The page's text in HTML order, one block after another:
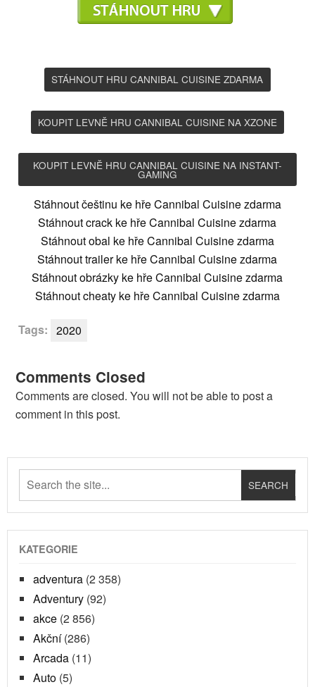
STÁHNOUT HRU CANNIBAL CUISINE ZDARMA
KOUPIT LEVNĚ HRU CANNIBAL CUISINE NA XZONE
KOUPIT LEVNĚ HRU CANNIBAL CUISINE NA INSTANT-
GAMING
Stáhnout češtinu ke hře Cannibal Cuisine zdarma
Stáhnout crack ke hře Cannibal Cuisine zdarma
Stáhnout obal ke hře Cannibal Cuisine zdarma
Stáhnout trailer ke hře Cannibal Cuisine zdarma
Stáhnout obrázky ke hře Cannibal Cuisine zdarma
Stáhnout cheaty ke hře Cannibal Cuisine zdarma
Tags: 2020
Comments Closed
Comments are closed. You will not be able to post a
comment in this post.
KATEGORIE
adventura (2 358)
Adventury (92)
akce (2 856)
Akční(286)
Arcada (11)
Auto (5)